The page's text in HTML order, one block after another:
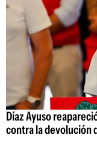
Díaz Ayuso
contra la devolución